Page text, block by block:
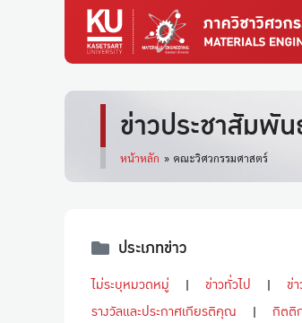
ข่าวประชาสัมพั
หน้าหลัก » คณะวิศวกรรมศาสตร์
ประเภทข่าว
ไม่ระบุหมวดหมู่ ข่าวทั่วไป ข่
รางวัลและประกาศเกียรติคุณ
กิตติ